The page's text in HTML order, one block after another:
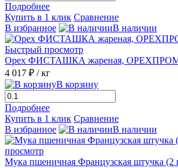
Подробнее
Купить в 1 клик Сравнение
В избранное
В наличии
Быстрый просмотр
Орех ФИСТАШКА жареная, ОРЕХПРОМ /
4 017 ₽ / кг
В корзину
Подробнее
Купить в 1 клик Сравнение
В избранное
В наличии
просмотр
Мука пшеничная Французская штучка (2